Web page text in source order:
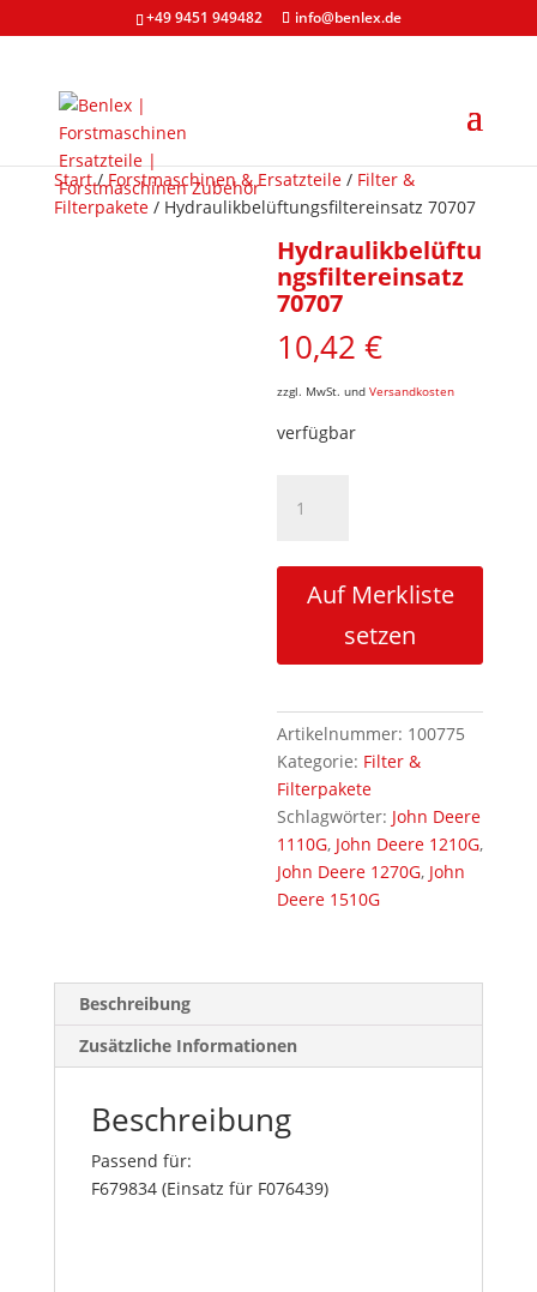
+49 9451 949482 info@benlex.de
Start/Forstmaschinen & Ersatzteile/ Filter &
Filterpakete/ Hydraulikbelüftungsfiltereinsatz 70707
Hydraulikbelüftu
ngsfiltereinsatz
70707
10,42€
zzgl. MwSt. undVersandkosten
verfügbar
70707
Auf Merkliste
setzen
Artikelnummer: 100775
Kategorie: Filter &
Filterpakete
Schlagwörter: John Deere
1110G, John Deere 1210G,
John Deere 1270G, John
Deere 1510G
Beschreibung
Zusätzliche Informationen
Beschreibung
Passend für:
F679834 (Einsatz für F076439)